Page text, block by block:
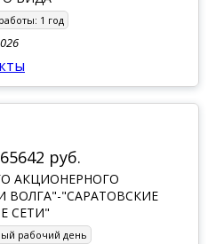
1 год
65642 руб.
АКЦИОНЕРНОГО
ВОЛГА"-"САРАТОВСКИЕ
СЕТИ"
рабочий день